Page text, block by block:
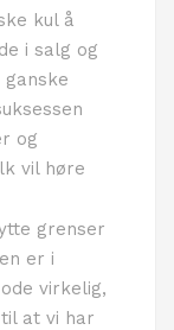
kul å
i salg og
og
vil høre
grenser
er i
virkelig,
at vi har